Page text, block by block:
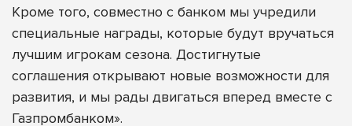
Кроме того, совместно с банком мы учредили
специальные награды, которые будут вручаться
лучшим игрокам сезона. Достигнутые
соглашения открывают новые возможности для
развития, и мы рады двигаться вперед вместе с
Газпромбанком».